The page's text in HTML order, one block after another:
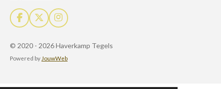
F
a
e
b
X
I
n
t
a
© 2020 - 2026 Haverkamp Tegels
Powered by JouwWeb